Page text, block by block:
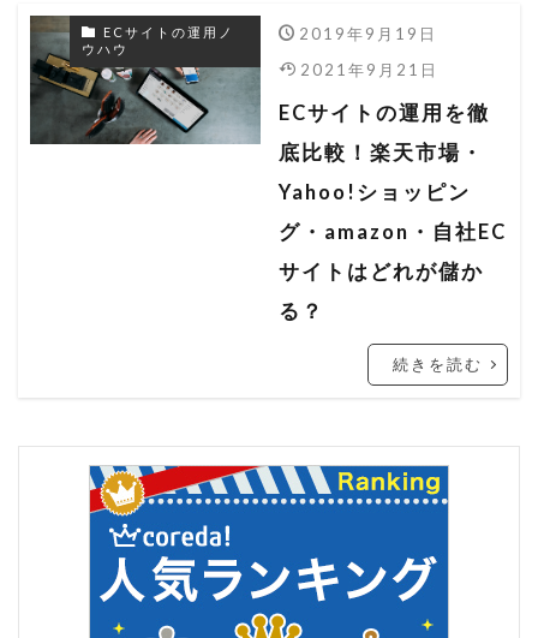
ECサイトの運用ノ
ウハウ
2019年9月19日
2021年9月21日
ECサイトの運用を徹
底比較！楽天市場・
Yahoo!ショッピン
グ・amazon・自社EC
サイトはどれが儲か
る？
続きを読む
広告 改造 文字数オーバー 料率
料率設定 期間設定
検索流入 検索結果 楽天 楽天 RMS
楽天 ショップ 解説
楽天 検索ボリューム
楽天seo alt
楽天seo ツール 楽天SEO 対策
楽天SEO対策
楽天サーチ seo 楽天スーパーセール
楽天ユニオン 楽天市場